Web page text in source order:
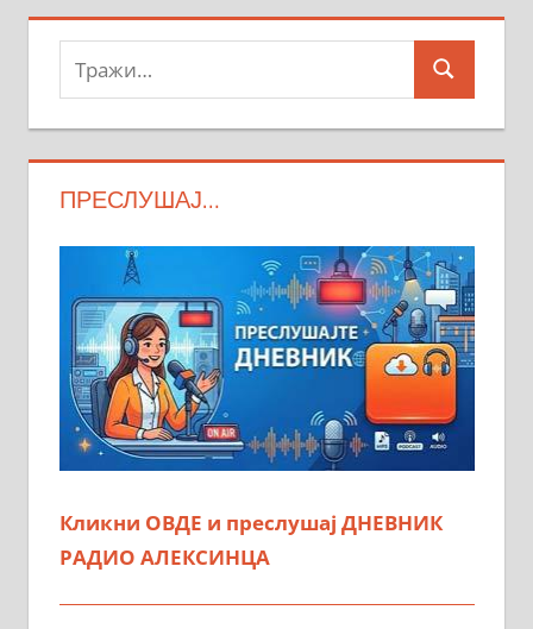
Тражи:
Search
ПРЕСЛУШАЈ…
Кликни ОВДЕ и преслушај ДНЕВНИК
РАДИО АЛЕКСИНЦА